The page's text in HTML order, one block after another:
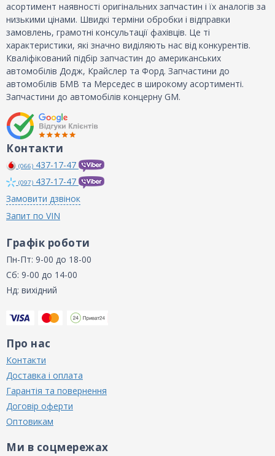
асортимент наявності оригінальних запчастин і їх аналогів за
низькими цінами. Швидкі терміни обробки і відправки
замовлень, грамотні консультації фахівців. Це ті
характеристики, які значно виділяють нас від конкурентів.
Кваліфікований підбір запчастин до американських
автомобілів Додж, Крайслер та Форд. Запчастини до
автомобілів БМВ та Мерседес в широкому асортименті.
Запчастини до автомобілів концерну GM.
Контакти
(066) 437-17-47
(097) 437-17-47
Замовити дзвінок
Запит по VIN
Графік роботи
Пн-Пт: 9-00 до 18-00
Сб: 9-00 до 14-00
Нд: вихідний
Про нас
Контакти
Доставка і оплата
Гарантія та повернення
Договір оферти
Оптовикам
Ми в соцмережах